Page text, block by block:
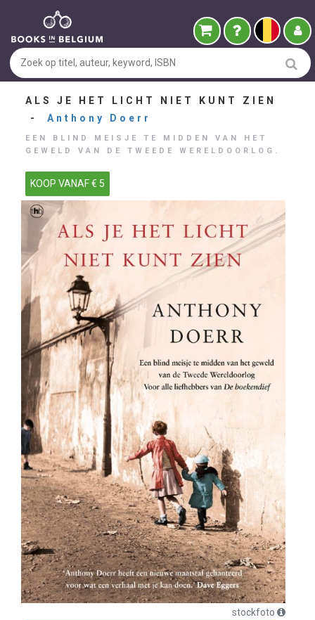
ALS JE HET LICHT NIET KUNT ZIEN
- Anthony Doerr
EEN BLIND MEISJE TE MIDDEN VAN HET
GEWELD VAN DE TWEEDE WERELDOORLOG.
KOOP VANAF € 5
stockfoto